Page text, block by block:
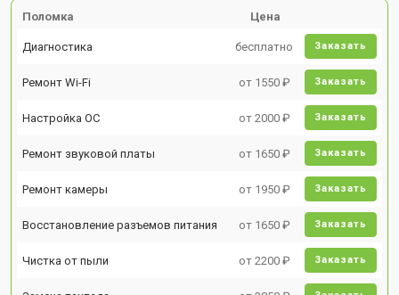
Поломка Цена
Диагностика бесплатно Заказать
Ремонт Wi-Fi от 1550 ₽ Заказать
Настройка ОС от 2000 ₽ Заказать
Ремонт звуковой платы от 1650 ₽ Заказать
Ремонт камеры от 1950 ₽ Заказать
Восстановление разъемов питания от 1650 ₽ Заказать
Чистка от пыли от 2200 ₽ Заказать